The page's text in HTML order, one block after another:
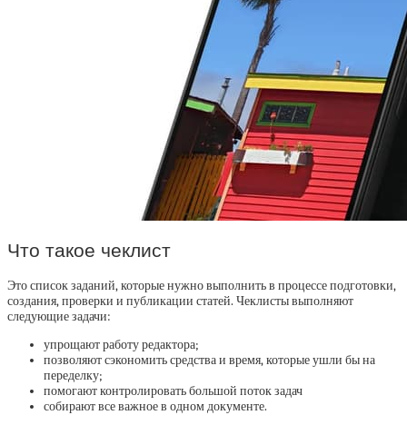
Что такое чеклист
Это список заданий, которые нужно выполнить в процессе подготовки,
создания, проверки и публикации статей. Чеклисты выполняют
следующие задачи:
упрощают работу редактора;
позволяют сэкономить средства и время, которые ушли бы на
переделку;
помогают контролировать большой поток задач
собирают все важное в одном документе.